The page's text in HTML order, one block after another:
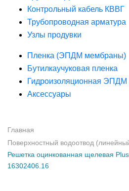
Контрольный кабель КВВГ
Трубопроводная арматура
Узлы продувки
Пленка (ЭПДМ мембраны)
Бутилкаучуковая пленка
Гидроизоляционная
Аксессуары
Главная
Поверхностный водоотвод
Решетка оцинкованная щелевая
16302406.16